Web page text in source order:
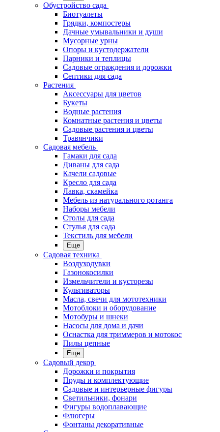
Обустройство сада
Биотуалеты
Грядки, компостеры
Дачные умывальники и души
Мусорные урны
Опоры и кустодержатели
Парники и теплицы
Садовые ограждения и дорожки
Септики для сада
Растения
Аксессуары для цветов
Букеты
Водные растения
Комнатные растения и цветы
Садовые растения и цветы
Травянчики
Садовая мебель
Гамаки для сада
Диваны для сада
Качели садовые
Кресло для сада
Лавка, скамейка
Мебель из натурального ротанга
Наборы мебели
Столы для сада
Стулья для сада
Текстиль для мебели
Еще
Садовая техника
Воздуходувки
Газонокосилки
Измельчители и кусторезы
Культиваторы
Масла, свечи для мототехники
Мотоблоки и оборудование
Мотобуры и шнеки
Насосы для дома и дачи
Оснастка для триммеров и мотокос
Пилы цепные
Еще
Садовый декор
Дорожки и покрытия
Пруды и комплектующие
Садовые и интерьерные фигуры
Светильники, фонари
Фигуры водоплавающие
Флюгеры
Фонтаны декоративные